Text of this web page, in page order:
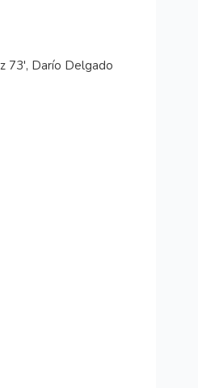
73', Darío Delgado